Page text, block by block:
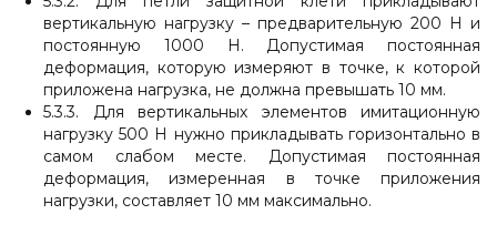
вертикальную нагрузку – предварительную 200 Н и
постоянную 1000 Н. Допустимая постоянная
деформация, которую измеряют в точке, к которой
приложена нагрузка, не должна превышать 10 мм.
5.3.3. Для вертикальных элементов имитационную
нагрузку 500 Н нужно прикладывать горизонтально в
самом слабом месте. Допустимая постоянная
деформация, измеренная в точке приложения
нагрузки, составляет 10 мм максимально.